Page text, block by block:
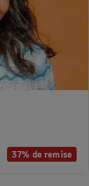
37% de remise